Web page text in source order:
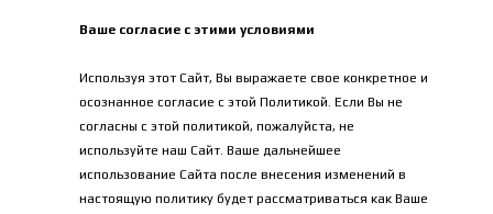
Ваше согласие с этими условиями
Используя этот Сайт, Вы выражаете свое конкретное и
осознанное согласие с этой Политикой. Если Вы не
согласны с этой политикой, пожалуйста, не
используйте наш Сайт. Ваше дальнейшее
использование Сайта после внесения изменений в
настоящую политику будет рассматриваться как Ваше